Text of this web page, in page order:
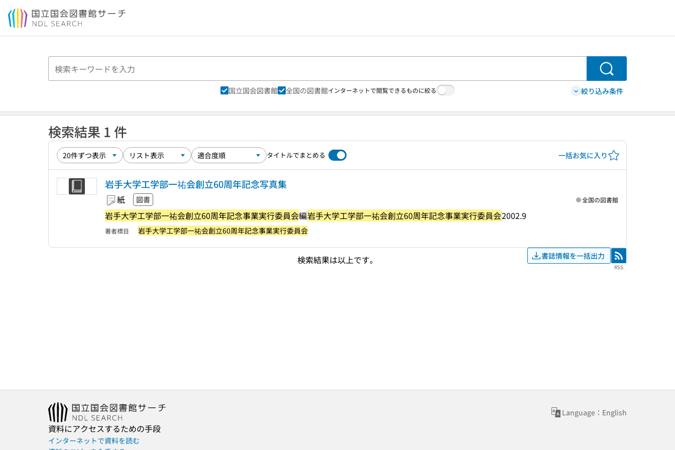
本文へ移動
検索
国立国会図書館 全国の図書館インターネットで閲覧できるものに絞る 絞り込み条件
検索結果 1 件
タイトルでまとめる 一括お気に入り
岩手大学工学部一祐会創立60周年記念写真集
紙 図書
岩手大学工学部一祐会創立60周年記念事業実行委員会編岩手大学工学部一祐会創立60周年記念事業実行委員会2002.9
全国の図書館
著者標目 岩手大学工学部一祐会創立60周年記念事業実行委員会
検索結果は以上です。 書誌情報を一括出力 RSS
RSS
Language：English
資料にアクセスするための手段
インターネットで資料を読む